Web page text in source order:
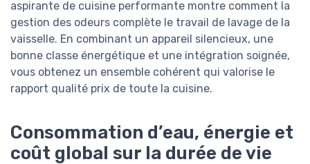
aspirante de cuisine performante montre comment la
gestion des odeurs complète le travail de lavage de la
vaisselle. En combinant un appareil silencieux, une
bonne classe énergétique et une intégration soignée,
vous obtenez un ensemble cohérent qui valorise le
rapport qualité prix de toute la cuisine.
Consommation d’eau, énergie et
coût global sur la durée de vie